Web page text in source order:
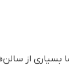
بسیاری از